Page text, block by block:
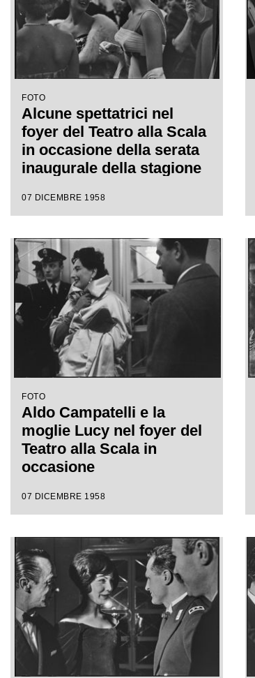
FOTO
Alcune spettatrici nel
foyer del Teatro alla Scala
in occasione della serata
inaugurale della stagione
l'opera "Turandot", di
da Antonino Votto con la
regia di Margherita
Wallmann
07 DICEMBRE 1958
FOTO
Aldo Campatelli e la
moglie Lucy nel foyer del
Teatro alla Scala in
occasione
stagione lirica 1958-1959
Giacomo Puccini, diretta
da Antonino Votto, con la
regia di Margherita
Wallmann
07 DICEMBRE 1958